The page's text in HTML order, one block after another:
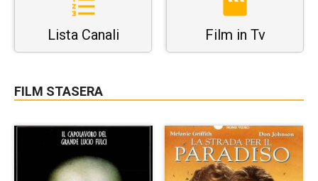
Lista Canali Film in Tv
FILM STASERA